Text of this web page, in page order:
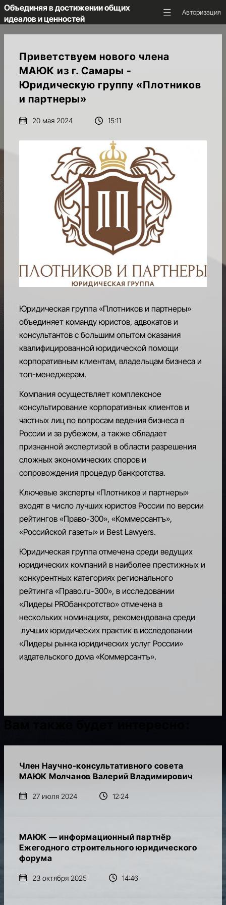
Объединяя в достижении общих
идеалов и ценностей
Авторизация
ГЛАВНАЯ
ОБ
АССОЦИАЦИИ
МАЮК
ПРЕДСТОЯЩИЕ
СОБЫТИЯ
АНАЛИТИКА
К
МЕЖДУНАРОДНОЙ
ФИНАНСОВО-
ИНФРАСТУКТУРЕ
КАРЬЕРНЫЙ
И
ОБРАЗОВАТЕЛЬНЫЙ
ЦЕНТР
ПРЕДСТАВИТЕЛЬСТВА
АССОЦИАЦИИ
КОНТАКТЫ
Приветствуем нового члена
МАЮК из г. Самары -
Юридическую группу «Плотников
и партнеры»
20 мая 2024 15:11
Юридическая группа «Плотников и партнеры»
объединяет команду юристов, адвокатов и
консультантов с большим опытом оказания
квалифицированной юридической помощи
корпоративным клиентам, владельцам бизнеса и
топ-менеджерам.
Компания осуществляет комплексное
консультирование корпоративных клиентов и
частных лиц по вопросам ведения бизнеса в
России и за рубежом, а также обладает
признанной экспертизой в области разрешения
сложных экономических споров и
сопровождения процедур банкротства.
Ключевые эксперты «Плотников и партнеры»
входят в число лучших юристов России по версии
рейтингов «Право-300», «Коммерсантъ»,
«Российской газеты» и Best Lawyers.
Юридическая группа отмечена среди ведущих
юридических компаний в наиболее престижных и
конкурентных категориях регионального
рейтинга «Право.ru-300», в исследовании
«Лидеры PROбанкротство» отмечена в
нескольких номинациях, рекомендована среди
лучших юридических практик в исследовании
«Лидеры рынка юридических услуг России»
издательского дома «Коммерсантъ».
Член Научно-консультативного совета
МАЮК Молчанов Валерий Владимирович
27 июля 2024 12:24
МАЮК — информационный партнёр
Ежегодного строительного юридического
форума
23 октября 2025 14:46